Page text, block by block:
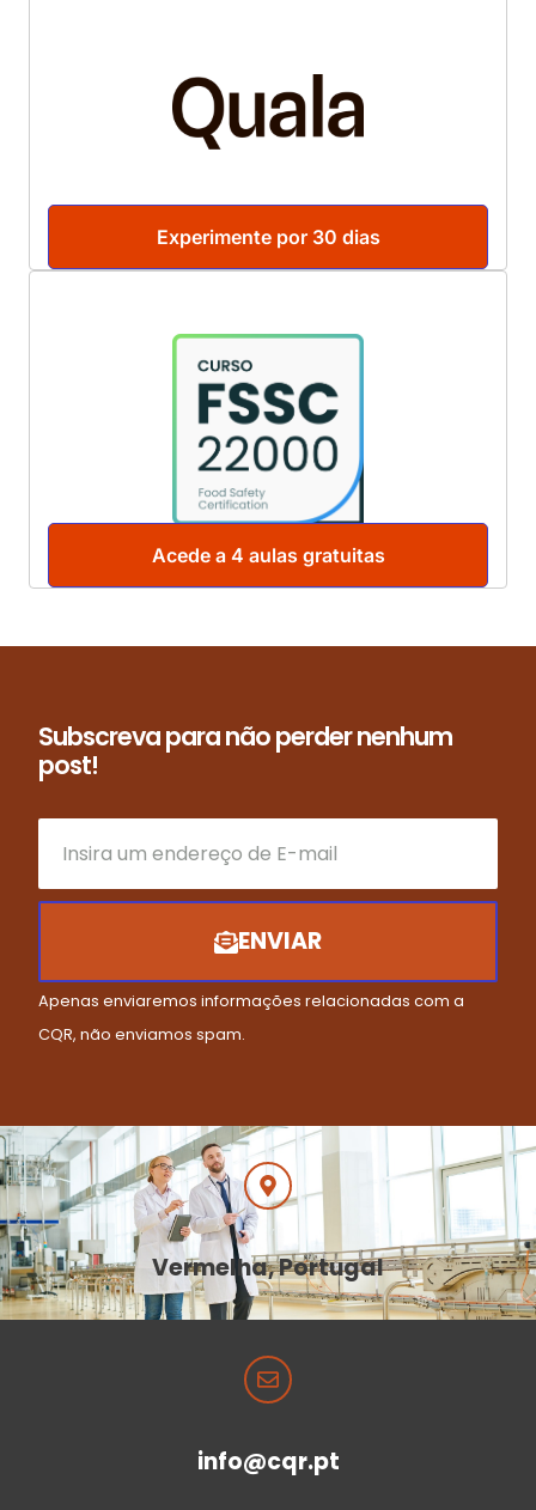
Experimente por 30 dias
Acede a 4 aulas gratuitas
Subscreva para não perder nenhum
post!
ENVIAR
Apenas enviaremos informações relacionadas com a
CQR, não enviamos spam.
Vermelha, Portugal
info@cqr.pt